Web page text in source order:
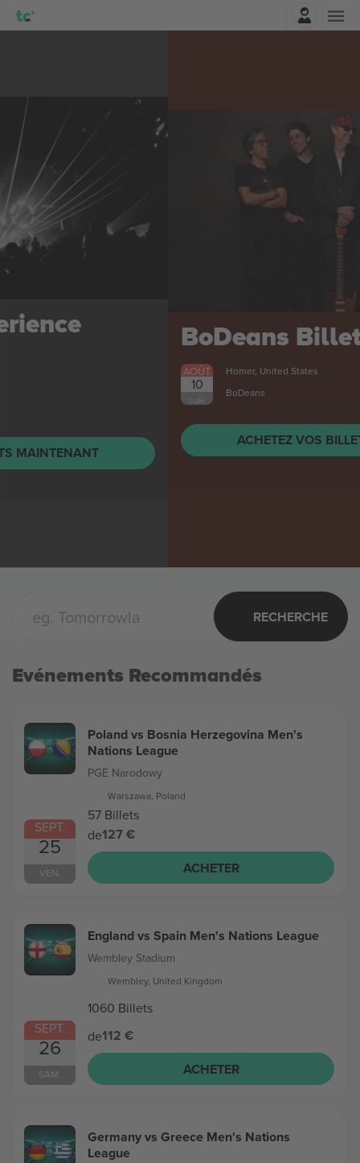
BoDeans Billets
ACHETEZ VOS BILLETS MAINTENANT
RECHERCHE
Evénements Recommandés
SEPT.
25
VEN.
Poland vs Bosnia Herzegovina Men's
Nations League
PGE Narodowy
Warszawa, Poland
57 Billets
de127 €
ACHETER
SEPT.
26
SAM.
England vs Spain Men's Nations League
Wembley Stadium
Wembley, United Kingdom
1060 Billets
de112 €
ACHETER
Germany vs Greece Men's Nations
League